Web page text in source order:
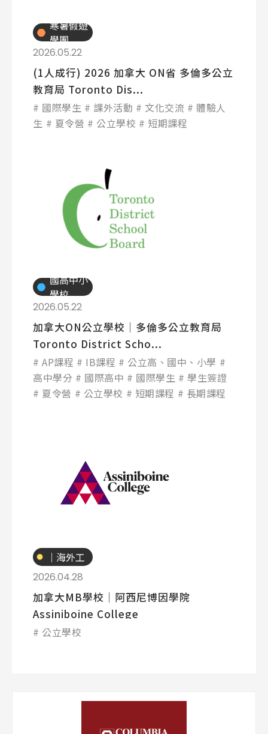
任意門
SEC 知識庫
寒暑假遊
學團
2026.05.22
(1人成行) 2026 加拿大 ON省 多倫多公立
教育局 Toronto Dis...
國際學生 課外活動 文化交流
體驗人
生
夏令營 公立學校 短期課程
國高中小
學校
2026.05.22
加拿大ON公立學校│多倫多公立教育局
Toronto District Scho...
AP課程 IB課程
公立高、國中、小學
高中學分
國際高中 國際學生
學生簽證
夏令營
公立學校 短期課程 長期課程
｜海外工
讀
2026.04.28
加拿大MB學校│阿西尼博因學院
Assiniboine College
公立學校